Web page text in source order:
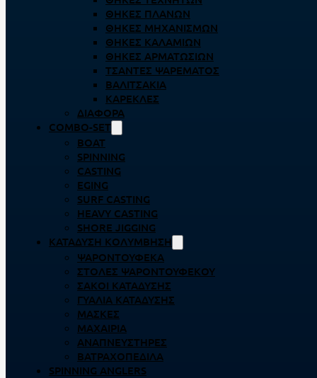
ΘΉΚΕΣ ΠΛΆΝΩΝ
ΘΉΚΕΣ ΜΗΧΑΝΙΣΜΏΝ
ΘΉΚΕΣ ΚΑΛΑΜΙΏΝ
ΘΉΚΕΣ ΑΡΜΑΤΩΣΙΏΝ
ΤΣΆΝΤΕΣ ΨΑΡΈΜΑΤΟΣ
ΒΑΛΙΤΣΆΚΙΑ
ΚΑΡΈΚΛΕΣ
ΔΙΆΦΟΡΑ
COMBO-SET
BOAT
SPINNING
CASTING
EGING
SURF CASTING
HEAVY CASTING
SHORE JIGGING
ΚΑΤΆΔΥΣΗ ΚΟΛΎΜΒΗΣΗ
ΨΑΡΟΝΤΟΎΦΕΚΑ
ΣΤΟΛΈΣ ΨΑΡΟΝΤΟΎΦΕΚΟΥ
ΣΆΚΟΙ ΚΑΤΆΔΥΣΗΣ
ΓΥΑΛΙΆ ΚΑΤΆΔΥΣΗΣ
ΜΆΣΚΕΣ
ΜΑΧΑΊΡΙΑ
ΑΝΑΠΝΕΥΣΤΉΡΕΣ
ΒΑΤΡΑΧΟΠΈΔΙΛΑ
SPINNING ANGLERS